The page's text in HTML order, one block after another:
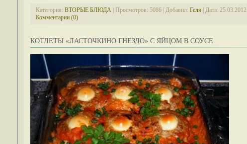
Категория: ВТОРЫЕ БЛЮДА | Просмотров: 5086 | Добавил: Геля | Дата: 25.03.2012
Комментарии (0)
КОТЛЕТЫ «ЛАСТОЧКИНО ГНЕЗДО» С ЯЙЦОМ В СОУСЕ